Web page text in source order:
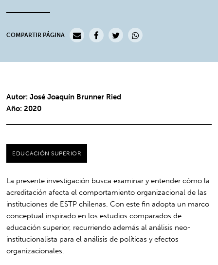
COMPARTIR PÁGINA
Autor: José Joaquín Brunner Ried
Año: 2020
EDUCACIÓN SUPERIOR
La presente investigación busca examinar y entender cómo la
acreditación afecta el comportamiento organizacional de las
instituciones de ESTP chilenas. Con este fin adopta un marco
conceptual inspirado en los estudios comparados de
educación superior, recurriendo además al análisis neo-
institucionalista para el análisis de políticas y efectos
organizacionales.